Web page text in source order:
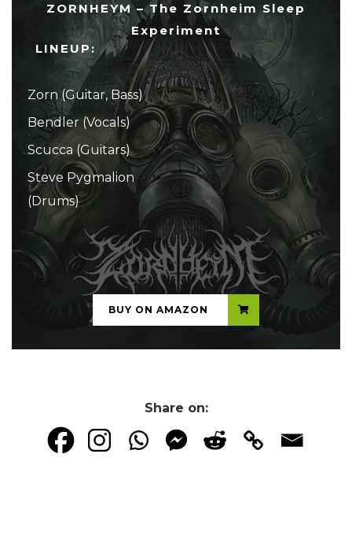
ZORNHEYM – The Zornheim Sleep
Experiment
LINEUP:
Zorn (Guitar, Bass)
Bendler (Vocals)
Scucca (Guitars)
Steve Pygmalion
(Drums)
...
BUY ON AMAZON
Share on: